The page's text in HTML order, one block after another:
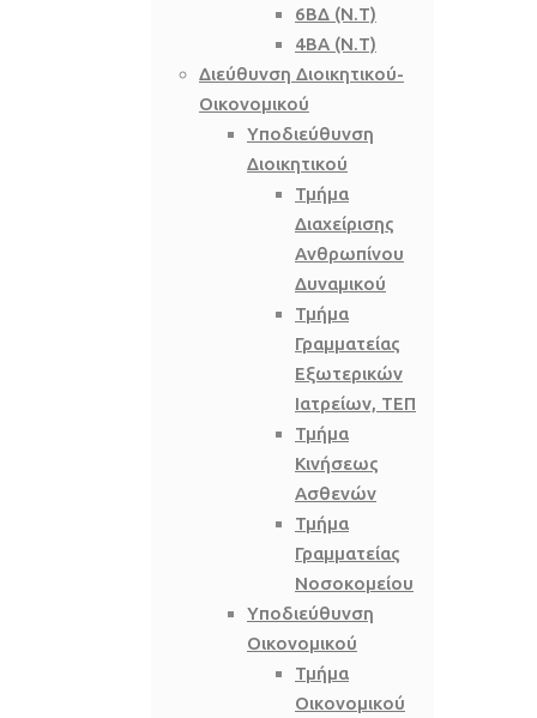
6ΒΔ (Ν.Τ)
4ΒΑ (Ν.Τ)
Διεύθυνση Διοικητικού-
Οικονομικού
Υποδιεύθυνση
Διοικητικού
Τμήμα
Διαχείρισης
Ανθρωπίνου
Δυναμικού
Τμήμα
Γραμματείας
Εξωτερικών
Ιατρείων, ΤΕΠ
Τμήμα
Κινήσεως
Ασθενών
Τμήμα
Γραμματείας
Νοσοκομείου
Υποδιεύθυνση
Οικονομικού
Τμήμα
Οικονομικού